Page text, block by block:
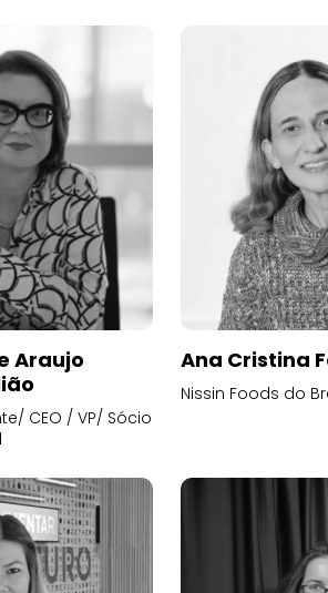
Araujo
CEO / VP/ Sócio
Ana Cristina
Nissin Foods do